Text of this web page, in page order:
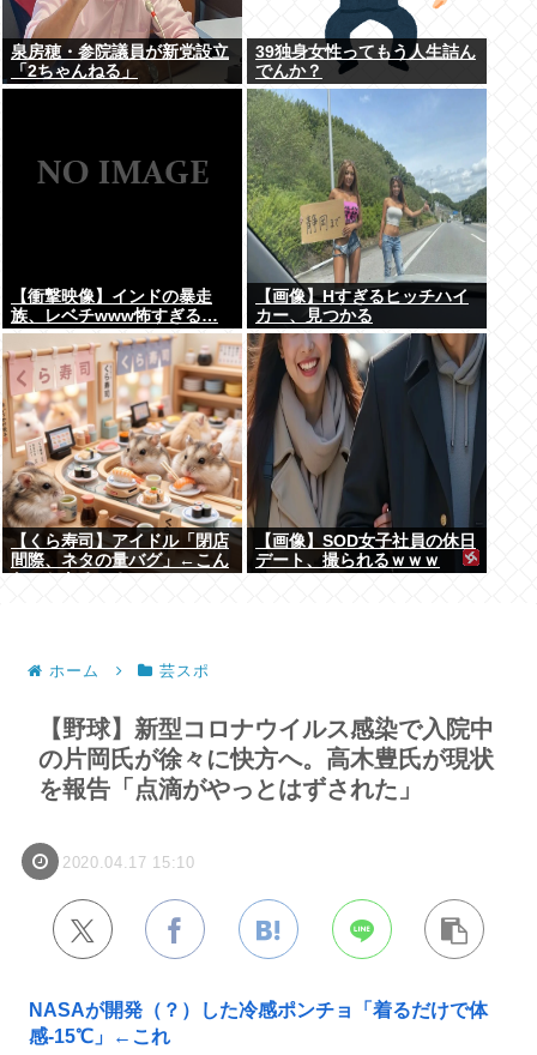
泉房穂・参院議員が新党設立
「2ちゃんねる」
39独身女性ってもう人生詰ん
でんか？
【衝撃映像】インドの暴走
族、レベチwww怖すぎる…
【画像】Hすぎるヒッチハイ
カー、見つかる
【くら寿司】アイドル「閉店
間際、ネタの量バグ」←こん
【画像】SOD女子社員の休日
デート、撮られるｗｗｗ
ホーム 芸スポ
【野球】新型コロナウイルス感染で入院中
の片岡氏が徐々に快方へ。高木豊氏が現状
を報告「点滴がやっとはずされた」
2020.04.17 15:10
NASAが開発（？）した冷感ポンチョ「着るだけで体
感-15℃」←これ